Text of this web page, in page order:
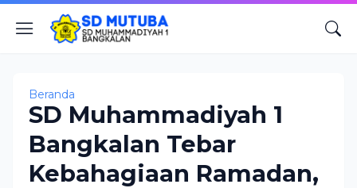
Beranda
SD Muhammadiyah 1
Bangkalan Tebar
Kebahagiaan Ramadan,